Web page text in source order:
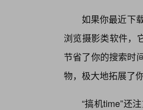
如果你最近下
浏览摄影类软件，
节省了你的搜索时
物，极大地拓展了
“搞机time”还